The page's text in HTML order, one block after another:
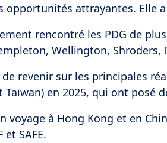
opportunités attrayantes. Elle
rencontré les PDG de
Wellington, Shroders,
de revenir sur les principales
Taïwan) en 2025, qui ont posé
voyage à Hong Kong et en
et SAFE.